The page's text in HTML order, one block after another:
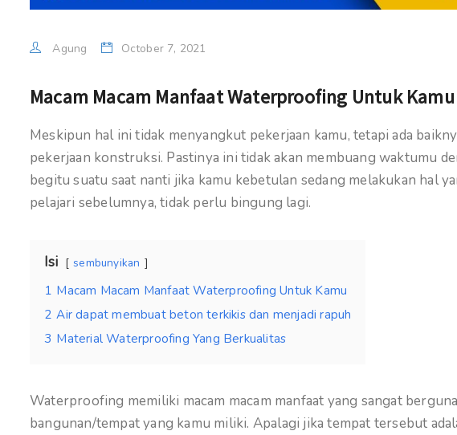
Agung October 7, 2021
Macam Macam Manfaat Waterproofing Untuk Kamu
Meskipun hal ini tidak menyangkut pekerjaan kamu, tetapi ada
pekerjaan konstruksi. Pastinya ini tidak akan membuang waktumu
begitu suatu saat nanti jika kamu kebetulan sedang melakukan hal
pelajari sebelumnya, tidak perlu bingung lagi.
Isi sembunyikan
1 Macam Macam Manfaat Waterproofing Untuk Kamu
2 Air dapat membuat beton terkikis dan menjadi rapuh
3 Material Waterproofing Yang Berkualitas
Waterproofing memiliki macam macam manfaat yang sangat
bangunan/tempat yang kamu miliki. Apalagi jika tempat tersebut